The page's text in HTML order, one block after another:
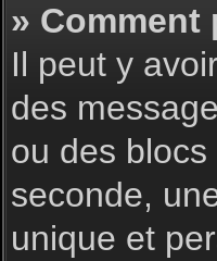
» Comment
Il peut y
des
ou des
seconde,
unique et